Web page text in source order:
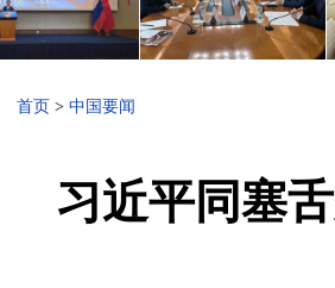
首页 > 中国要闻
习近平同塞